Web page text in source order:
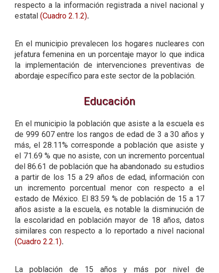
respecto a la información registrada a nivel nacional y
estatal (Cuadro 2.1.2).
En el municipio prevalecen los hogares nucleares con
jefatura femenina en un porcentaje mayor lo que indica
la implementación de intervenciones preventivas de
abordaje específico para este sector de la población.
Educación
En el municipio la población que asiste a la escuela es
de 999 607 entre los rangos de edad de 3 a 30 años y
más, el 28.11% corresponde a población que asiste y
el 71.69 % que no asiste, con un incremento porcentual
del 86.61 de población que ha abandonado su estudios
a partir de los 15 a 29 años de edad, información con
un incremento porcentual menor con respecto a el
estado de México. El 83.59 % de población de 15 a 17
años asiste a la escuela, es notable la disminución de
la escolaridad en población mayor de 18 años, datos
similares con respecto a lo reportado a nivel nacional
(Cuadro 2.2.1).
La población de 15 años y más por nivel de